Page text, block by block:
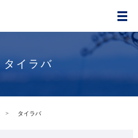
タイラバ
タイラバ